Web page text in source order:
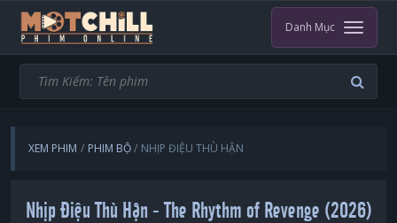
Danh Mục
XEM PHIM PHIM BỘ NHỊP ĐIỆU THÙ HẬN
Nhịp Điệu Thù Hận - The Rhythm of Revenge (2026)